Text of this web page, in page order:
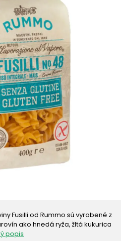
Fusilli od Rummo sú vyrobené z
ako hnedá ryža, žltá kukurica
popis